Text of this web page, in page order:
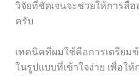
วิจัยที่ชัดเจนจะช่วยให้การสื่
ครับ
เทคนิคที่ผมใช้คือการเตรียม
ในรูปแบบที่เข้าใจง่าย เพื่อใ